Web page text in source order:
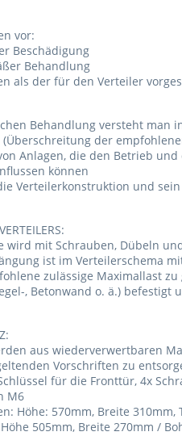
vor:
Beschädigung
Behandlung
als der für den Verteiler
Behandlung versteht man
der
Anlagen, die den Betrieb
können
Verteilerkonstruktion und sein
wird mit Schrauben, Dübeln
ist im Verteilerschema
zulässige Maximallast
, Betonwand o. ä.)
aus wiederverwertbaren
Vorschriften zu
für die Fronttür, 4x
M6
Höhe: 570mm, Breite 310mm,
505mm, Breite 270mm /